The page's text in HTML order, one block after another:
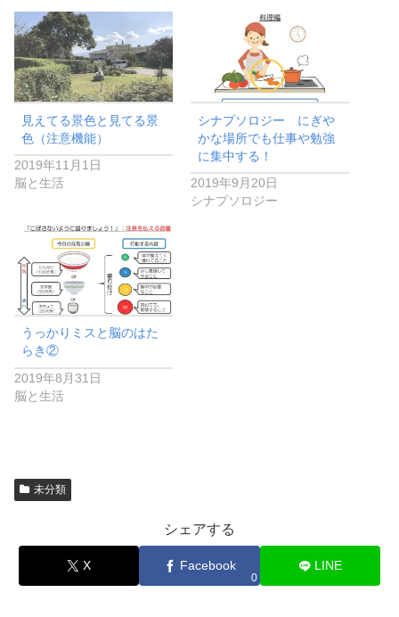
見えてる景色と見てる景
色（注意機能）
2019年11月1日
脳と生活
シナプソロジー にぎや
かな場所でも仕事や勉強
に集中する！
2019年9月20日
シナプソロジー
うっかりミスと脳のはた
らき②
2019年8月31日
脳と生活
未分類
シェアする
X Facebook
0
LINE